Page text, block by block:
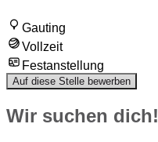
Gauting
Vollzeit
Festanstellung
Auf diese Stelle bewerben
Wir suchen dich!